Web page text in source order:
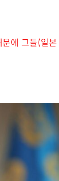
에 그들(일본